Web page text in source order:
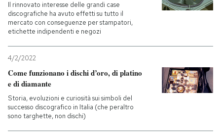
Il rinnovato interesse delle grandi case
discografiche ha avuto effetti su tutto il
mercato con conseguenze per stampatori,
etichette indipendenti e negozi
4/2/2022
Come funzionano i dischi d’oro, di platino
e di diamante
Storia, evoluzioni e curiosità sui simboli del
successo discografico in Italia (che peraltro
sono targhette, non dischi)